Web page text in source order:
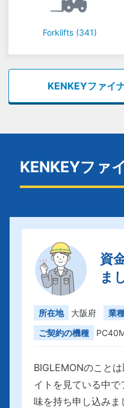
Forklifts (341)
KENKEYファイ
KENKEYファ
資
ま
所在地 大阪府 業
ご契約の機種
BIGLEMONのこと
イトを見ている中
味を持ち申し込み